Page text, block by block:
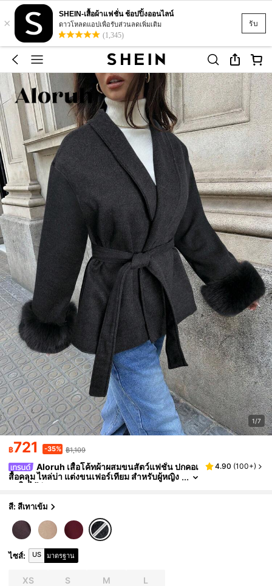
รับ
×
SHEIN-เสื้อผ้าแฟชั่น ช้อปปิ้งออนไลน์
ดาวโหลดแอปเพื่อรับส่วนลดเพิ่มเติม
(1,345)
1/7
฿721 -35% ฿1,109
Aloruh เสื้อโค้ทผ้าผสมขนสัตว์แฟชั่น ปกคอเ
สื้อคลุม ไหล่บ่า แต่งขนเฟอร์เทียม สำหรับผู้หญิง
ฤดูใบไม้ร่วง/ฤดูหนาว
4.90 (100+)
สี: สีเทาเข้ม
ไซส์: US มาตรฐาน
XS S M L